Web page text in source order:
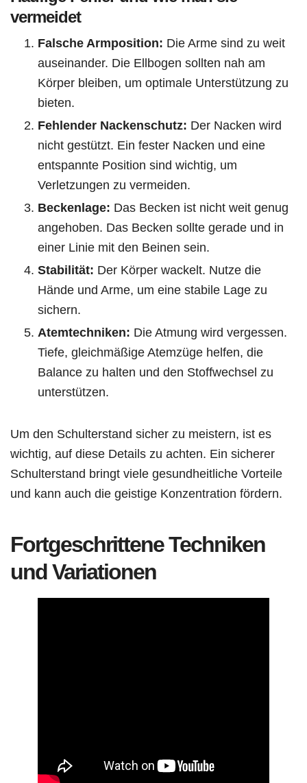
vermeidet
Falsche Armposition: Die Arme sind zu weit
auseinander. Die Ellbogen sollten nah am
Körper bleiben, um optimale Unterstützung zu
bieten.
Fehlender Nackenschutz: Der Nacken wird
nicht gestützt. Ein fester Nacken und eine
entspannte Position sind wichtig, um
Verletzungen zu vermeiden.
Beckenlage: Das Becken ist nicht weit genug
angehoben. Das Becken sollte gerade und in
einer Linie mit den Beinen sein.
Stabilität: Der Körper wackelt. Nutze die
Hände und Arme, um eine stabile Lage zu
sichern.
Atemtechniken: Die Atmung wird vergessen.
Tiefe, gleichmäßige Atemzüge helfen, die
Balance zu halten und den Stoffwechsel zu
unterstützen.
Um den Schulterstand sicher zu meistern, ist es
wichtig, auf diese Details zu achten. Ein sicherer
Schulterstand bringt viele gesundheitliche Vorteile
und kann auch die geistige Konzentration fördern.
Fortgeschrittene Techniken
und Variationen